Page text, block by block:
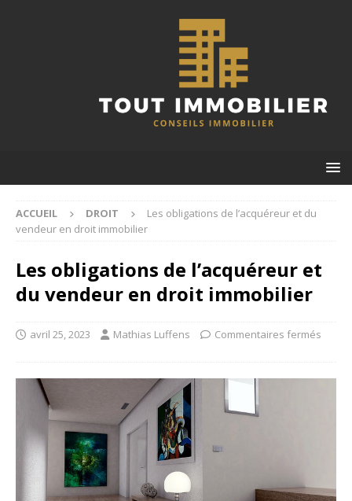
ACCUEIL DROIT
Les obligations de l’acquéreur et du
vendeur en droit immobilier
Les obligations de l’acquéreur et
du vendeur en droit immobilier
avril 25, 2023 Mathias Luffens Commentaires fermés